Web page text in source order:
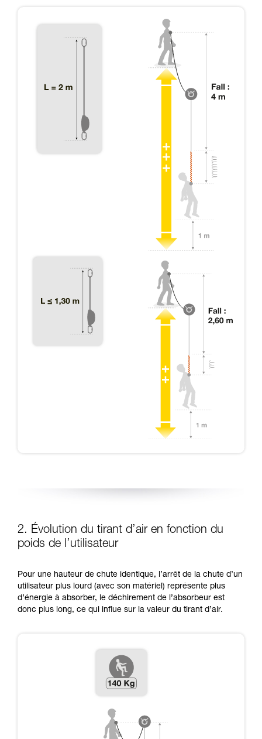
2. Évolution du tirant d’air en fonction du
poids de l’utilisateur
Pour une hauteur de chute identique, l’arrêt de la chute d’un
utilisateur plus lourd (avec son matériel) représente plus
d’énergie à absorber, le déchirement de l’absorbeur est
donc plus long, ce qui influe sur la valeur du tirant d’air.